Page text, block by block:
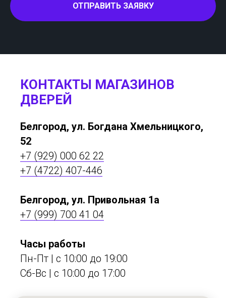
ОТПРАВИТЬ ЗАЯВКУ
КОНТАКТЫ МАГАЗИНОВ
ДВЕРЕЙ
Белгород, ул. Богдана Хмельницкого,
52
+7 (929) 000 62 22
+7 (4722) 407-446
Белгород, ул. Привольная 1а
+7 (999) 700 41 04
Часы работы
Пн-Пт | с 10:00 до 19:00
Сб-Вс | c 10:00 до 17:00